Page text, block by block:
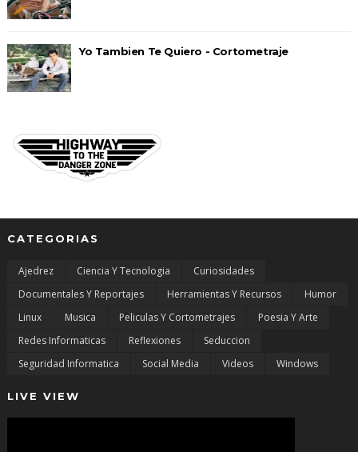
Yo Tambien Te Quiero - Cortometraje
CATEGORIAS
Ajedrez Ciencia Y Tecnologia
Curiosidades
Documentales Y Reportajes
Herramientas Y Recursos
Humor
Linux
Musica Peliculas Y Cortometrajes
Poesia Y Arte
Redes Informaticas
Reflexiones
Seduccion
Seguridad Informatica
Social Media Videos Windows
LIVE VIEW